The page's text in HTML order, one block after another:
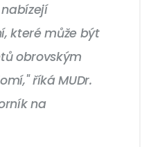
které může být
obrovským
říká MUDr.
na